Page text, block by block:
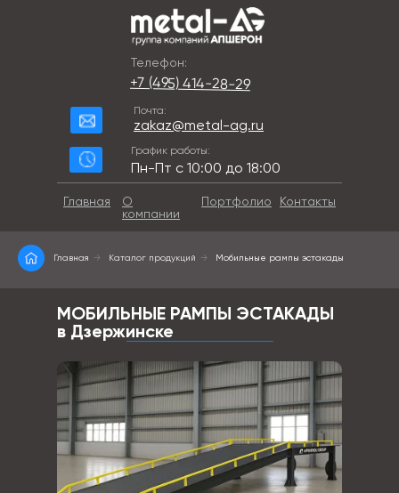
Телефон:
+7 (495) 414-28-29
Почта:
zakaz@metal-ag.ru
График работы:
Пн-Пт с 10:00 до 18:00
Контакты
Портфолио
О
компании
Главная
Главная → Каталог продукций → Мобильные рампы эстакады
МОБИЛЬНЫЕ РАМПЫ ЭСТАКАДЫ
в Дзержинске